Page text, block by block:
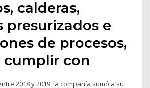
calderas,
presurizados e
de procesos,
cumplir con
2018 y 2019, la compañía sumó a su